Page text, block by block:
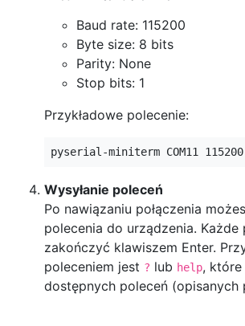
Baud rate: 115200
Byte size: 8 bits
Parity: None
Stop bits: 1
Przykładowe polecenie:
pyserial-miniterm COM11 115200
Wysyłanie poleceń
Po nawiązaniu połączenia
polecenia do urządzenia. Każde
zakończyć klawiszem Enter.
poleceniem jest ? lub help,
dostępnych poleceń (opisanych